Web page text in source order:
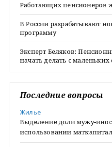
Работающих пенсионеров
В России разрабатывают
программу
Эксперт Беляков:
начать делать с маленьких
Последние вопросы
Жилье
Выделение доли мужу-
использовании